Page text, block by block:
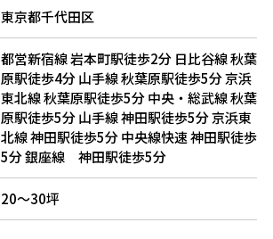
東京都千代田区
都営新宿線 岩本町駅徒歩2分日比谷線 秋葉
原駅徒歩4分山手線 秋葉原駅徒歩5分京浜
東北線 秋葉原駅徒歩5分中央・総武線 秋葉
原駅徒歩5分山手線 神田駅徒歩5分京浜東
北線 神田駅徒歩5分中央線快速 神田駅徒歩
5分銀座線 神田駅徒歩5分
20～30坪